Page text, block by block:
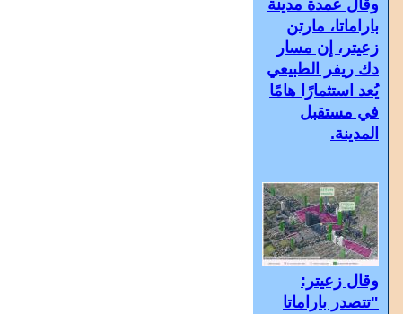
وقال عمدة مدينة
باراماتا، مارتن
زعيتر، إن مسار
دك ريفر الطبيعي
يُعد استثمارًا هامًا
في مستقبل
المدينة.
وقال زعيتر:
"تتصدر باراماتا